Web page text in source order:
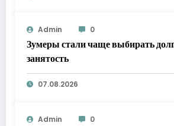
Admin 0
Зумеры стали чаще выбирать
занятость
07.08.2026
Admin 0